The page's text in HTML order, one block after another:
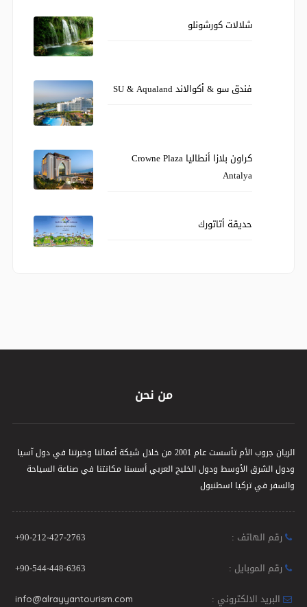
شلالات كورشونلو
فندق سو & أكوالاند SU & Aqualand
كراون بلازا أنطاليا Crowne Plaza
Antalya
حديقة أتاتورك
من نحن
الريان جروب الأم تأسست عام 2001 من خلال شبكة أعمالنا وخبرتنا في دول آسيا
ودول الشرق الأوسط ودول الخليج العربي أسسنا مكانتنا في صناعة السياحة
والسفر في تركيا اسطنبول
رقم الهاتف :
+90-212-427-2763
رقم الموبايل :
+90-544-448-6363
البريد الالكتروني :
info@alrayyantourism.com